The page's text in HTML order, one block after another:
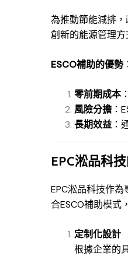
為推動節能減排
創新的能源管理
ESCO補助的優勢
零前期成本
風險分擔 ：
長期效益 ：
EPC淞品科
EPC淞品科技作
合ESCO補助模式
定制化設計
根據企業的